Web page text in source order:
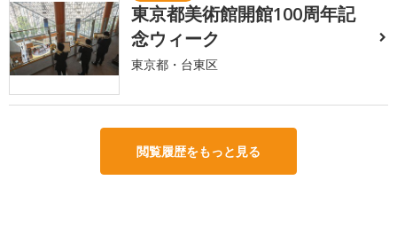
東京都美術館開館100周年記
念ウィーク
東京都・台東区
閲覧履歴をもっと見る